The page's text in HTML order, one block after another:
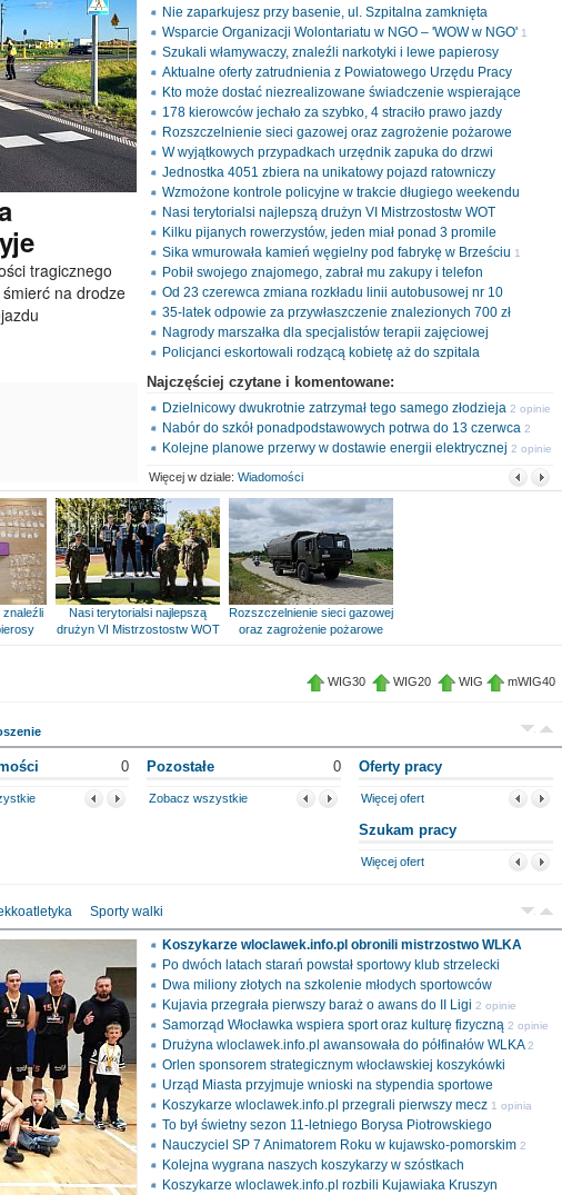
tragicznego
na drodze
Nie zaparkujesz przy basenie, ul. Szpitalna zamknięta
Wsparcie Organizacji Wolontariatu w NGO – 'WOW w NGO' 1
opinia
Szukali włamywaczy, znaleźli narkotyki i lewe papierosy
Aktualne oferty zatrudnienia z Powiatowego Urzędu Pracy
Kto może dostać niezrealizowane świadczenie wspierające
178 kierowców jechało za szybko, 4 straciło prawo jazdy
Rozszczelnienie sieci gazowej oraz zagrożenie pożarowe
W wyjątkowych przypadkach urzędnik zapuka do drzwi
Jednostka 4051 zbiera na unikatowy pojazd ratowniczy
Wzmożone kontrole policyjne w trakcie długiego weekendu
Nasi terytorialsi najlepszą drużyn VI Mistrzostostw WOT
Kilku pijanych rowerzystów, jeden miał ponad 3 promile
Sika wmurowała kamień węgielny pod fabrykę w Brześciu 1
opinia
Pobił swojego znajomego, zabrał mu zakupy i telefon
Od 23 czerewca zmiana rozkładu linii autobusowej nr 10
35-latek odpowie za przywłaszczenie znalezionych 700 zł
Nagrody marszałka dla specjalistów terapii zajęciowej
Policjanci eskortowali rodzącą kobietę aż do szpitala
Najczęściej czytane i komentowane:
Dzielnicowy dwukrotnie zatrzymał tego samego złodzieja 2 opinie
Nabór do szkół ponadpodstawowych potrwa do 13 czerwca 2
opinie
Kolejne planowe przerwy w dostawie energii elektrycznej 2 opinie
Więcej w dziale: Wiadomości
znaleźli
Nasi terytorialsi najlepszą
drużyn VI Mistrzostostw WOT
Rozszczelnienie sieci gazowej
oraz zagrożenie pożarowe
WIG30 WIG20 WIG mWIG40
0 Pozostałe 0
Zobacz wszystkie
Oferty pracy
Więcej ofert
Szukam pracy
Więcej ofert
Sporty walki
Koszykarze wloclawek.info.pl obronili mistrzostwo WLKA
Po dwóch latach starań powstał sportowy klub strzelecki
Dwa miliony złotych na szkolenie młodych sportowców
Kujavia przegrała pierwszy baraż o awans do II Ligi 2 opinie
Samorząd Włocławka wspiera sport oraz kulturę fizyczną 2 opinie
Drużyna wloclawek.info.pl awansowała do półfinałów WLKA 2
opinie
Orlen sponsorem strategicznym włocławskiej koszykówki
Urząd Miasta przyjmuje wnioski na stypendia sportowe
Koszykarze wloclawek.info.pl przegrali pierwszy mecz 1 opinia
To był świetny sezon 11-letniego Borysa Piotrowskiego
Nauczyciel SP 7 Animatorem Roku w kujawsko-pomorskim 2
opinie
Kolejna wygrana naszych koszykarzy w szóstkach
Koszykarze wloclawek.info.pl rozbili Kujawiaka Kruszyn